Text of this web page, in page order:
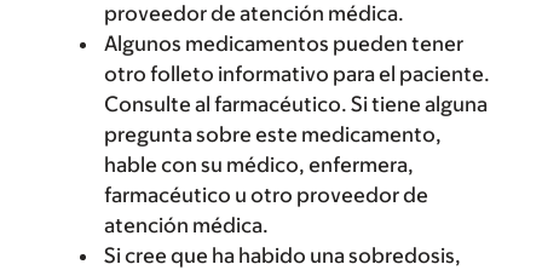
proveedor de atención médica.
Algunos medicamentos pueden tener
otro folleto informativo para el paciente.
Consulte al farmacéutico. Si tiene alguna
pregunta sobre este medicamento,
hable con su médico, enfermera,
farmacéutico u otro proveedor de
atención médica.
Si cree que ha habido una sobredosis,